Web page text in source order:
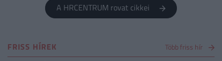
A HRCENTRUM rovat cikkei
FRISS HÍREK Több friss hír